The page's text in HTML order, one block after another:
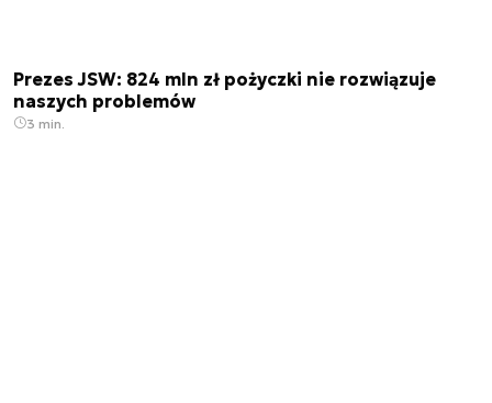
Prezes JSW: 824 mln zł pożyczki nie rozwiązuje
naszych problemów
3 min.